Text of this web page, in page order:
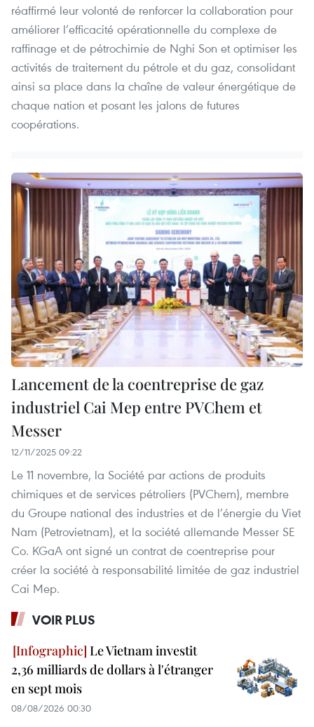
réaffirmé leur volonté de renforcer la collaboration pour
améliorer l’efficacité opérationnelle du complexe de
raffinage et de pétrochimie de Nghi Son et optimiser les
activités de traitement du pétrole et du gaz, consolidant
ainsi sa place dans la chaîne de valeur énergétique de
chaque nation et posant les jalons de futures
coopérations.
Lancement de la coentreprise de gaz
industriel Cai Mep entre PVChem et
Messer
12/11/2025 09:22
Le 11 novembre, la Société par actions de produits
chimiques et de services pétroliers (PVChem), membre
du Groupe national des industries et de l’énergie du Viet
Nam (Petrovietnam), et la société allemande Messer SE
Co. KGaA ont signé un contrat de coentreprise pour
créer la société à responsabilité limitée de gaz industriel
Cai Mep.
VOIR PLUS
Le Vietnam investit
2,36 milliards de dollars à l'étranger
en sept mois
08/08/2026 00:30